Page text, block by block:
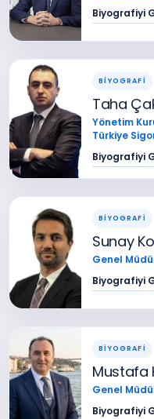
Biyografiyi
BİYOGRAFİ
Taha
Yönetim
Türkiye
Biyografiyi
BİYOGRAFİ
Sunay
Genel
Biyografiyi
BİYOGRAFİ
Mustafa
Genel
Biyografiyi